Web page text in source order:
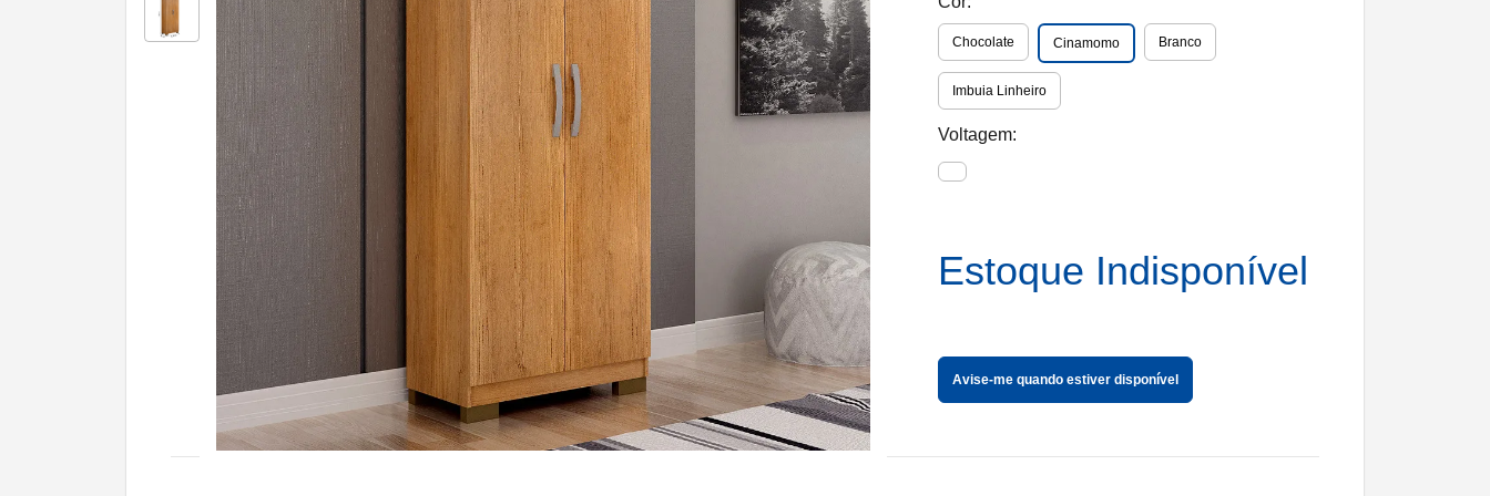
Chocolate Cinamomo Branco
Imbuia Linheiro
Voltagem:
Estoque Indisponível
Avise-me quando estiver disponível